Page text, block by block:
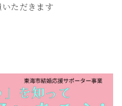
ただきます